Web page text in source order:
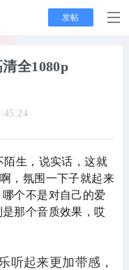
发帖
全1080p
陌生，说实话，这就
，氛围一下子就起来
个不是对自己的爱
那个音质效果，哎
听起来更加带感，